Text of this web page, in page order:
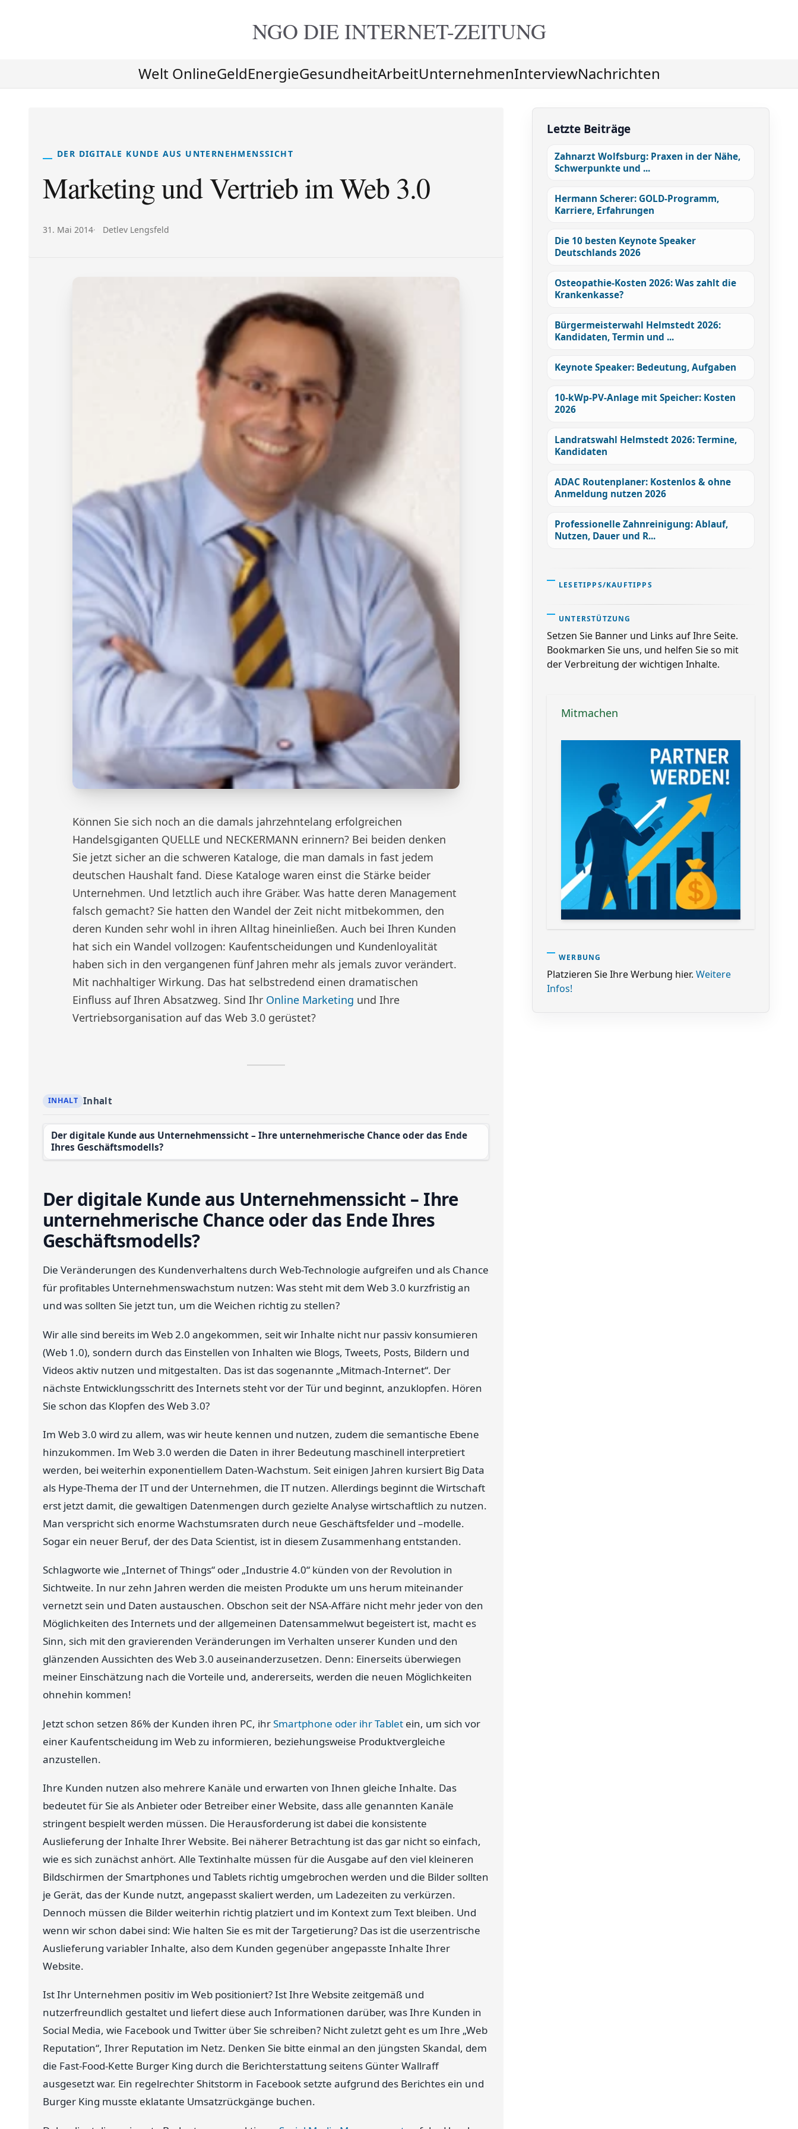
NGO DIEINTERNET-ZEITUNG
Welt OnlineGeldEnergieGesundheitArbeitUnternehmenInterviewNachrichten
DER DIGITALE KUNDE AUS UNTERNEHMENSSICHT
Marketing und Vertrieb im Web 3.0
Veröffentlicht am:
31. Mai 2014 Autor:
Detlev Lengsfeld
Können Sie sich noch an die damals jahrzehntelang erfolgreichen
Handelsgiganten QUELLE und NECKERMANN erinnern? Bei beiden denken
Sie jetzt sicher an die schweren Kataloge, die man damals in fast jedem
deutschen Haushalt fand. Diese Kataloge waren einst die Stärke beider
Unternehmen. Und letztlich auch ihre Gräber. Was hatte deren Management
falsch gemacht? Sie hatten den Wandel der Zeit nicht mitbekommen, den
deren Kunden sehr wohl in ihren Alltag hineinließen. Auch bei Ihren Kunden
hat sich ein Wandel vollzogen: Kaufentscheidungen und Kundenloyalität
haben sich in den vergangenen fünf Jahren mehr als jemals zuvor verändert.
Mit nachhaltiger Wirkung. Das hat selbstredend einen dramatischen
Einfluss auf Ihren Absatzweg. Sind Ihr Online Marketing und Ihre
Vertriebsorganisation auf das Web 3.0 gerüstet?
Inhalt
Der digitale Kunde aus Unternehmenssicht – Ihre unternehmerische Chance oder das Ende
Ihres Geschäftsmodells?
Der digitale Kunde aus Unternehmenssicht – Ihre
unternehmerische Chance oder das Ende Ihres
Geschäftsmodells?
Die Veränderungen des Kundenverhaltens durch Web-Technologie aufgreifen und als Chance
für profitables Unternehmenswachstum nutzen: Was steht mit dem Web 3.0 kurzfristig an
und was sollten Sie jetzt tun, um die Weichen richtig zu stellen?
Wir alle sind bereits im Web 2.0 angekommen, seit wir Inhalte nicht nur passiv konsumieren
(Web 1.0), sondern durch das Einstellen von Inhalten wie Blogs, Tweets, Posts, Bildern und
Videos aktiv nutzen und mitgestalten. Das ist das sogenannte „Mitmach-Internet“. Der
nächste Entwicklungsschritt des Internets steht vor der Tür und beginnt, anzuklopfen. Hören
Sie schon das Klopfen des Web 3.0?
Im Web 3.0 wird zu allem, was wir heute kennen und nutzen, zudem die semantische Ebene
hinzukommen. Im Web 3.0 werden die Daten in ihrer Bedeutung maschinell interpretiert
werden, bei weiterhin exponentiellem Daten-Wachstum. Seit einigen Jahren kursiert Big Data
als Hype-Thema der IT und der Unternehmen, die IT nutzen. Allerdings beginnt die Wirtschaft
erst jetzt damit, die gewaltigen Datenmengen durch gezielte Analyse wirtschaftlich zu nutzen.
Man verspricht sich enorme Wachstumsraten durch neue Geschäftsfelder und –modelle.
Sogar ein neuer Beruf, der des Data Scientist, ist in diesem Zusammenhang entstanden.
Schlagworte wie „Internet of Things“ oder „Industrie 4.0“ künden von der Revolution in
Sichtweite. In nur zehn Jahren werden die meisten Produkte um uns herum miteinander
vernetzt sein und Daten austauschen. Obschon seit der NSA-Affäre nicht mehr jeder von den
Möglichkeiten des Internets und der allgemeinen Datensammelwut begeistert ist, macht es
Sinn, sich mit den gravierenden Veränderungen im Verhalten unserer Kunden und den
glänzenden Aussichten des Web 3.0 auseinanderzusetzen. Denn: Einerseits überwiegen
meiner Einschätzung nach die Vorteile und, andererseits, werden die neuen Möglichkeiten
ohnehin kommen!
Jetzt schon setzen 86% der Kunden ihren PC, ihrSmartphone oder ihr Tablet ein, um sich vor
einer Kaufentscheidung im Web zu informieren, beziehungsweise Produktvergleiche
anzustellen.
Ihre Kunden nutzen also mehrere Kanäle und erwarten von Ihnen gleiche Inhalte. Das
bedeutet für Sie als Anbieter oder Betreiber einer Website, dass alle genannten Kanäle
stringent bespielt werden müssen. Die Herausforderung ist dabei die konsistente
Auslieferung der Inhalte Ihrer Website. Bei näherer Betrachtung ist das gar nicht so einfach,
wie es sich zunächst anhört. Alle Textinhalte müssen für die Ausgabe auf den viel kleineren
Bildschirmen der Smartphones und Tablets richtig umgebrochen werden und die Bilder sollten
je Gerät, das der Kunde nutzt, angepasst skaliert werden, um Ladezeiten zu verkürzen.
Dennoch müssen die Bilder weiterhin richtig platziert und im Kontext zum Text bleiben. Und
wenn wir schon dabei sind: Wie halten Sie es mit der Targetierung? Das ist die userzentrische
Auslieferung variabler Inhalte, also dem Kunden gegenüber angepasste Inhalte Ihrer
Website.
Ist Ihr Unternehmen positiv im Web positioniert? Ist Ihre Website zeitgemäß und
nutzerfreundlich gestaltet und liefert diese auch Informationen darüber, was Ihre Kunden in
Social Media, wie Facebook und Twitter über Sie schreiben? Nicht zuletzt geht es um Ihre „Web
Reputation“, Ihrer Reputation im Netz. Denken Sie bitte einmal an den jüngsten Skandal, dem
die Fast-Food-Kette Burger King durch die Berichterstattung seitens Günter Wallraff
ausgesetzt war. Ein regelrechter Shitstorm in Facebook setzte aufgrund des Berichtes ein und
Burger King musste eklatante Umsatzrückgänge buchen.
Letzte Beiträge
Zahnarzt Wolfsburg: Praxen in der Nähe,
Schwerpunkte und ...
Hermann Scherer: GOLD-Programm,
Karriere, Erfahrungen
Die 10 besten Keynote Speaker
Deutschlands 2026
Osteopathie-Kosten 2026: Was zahlt die
Krankenkasse?
Bürgermeisterwahl Helmstedt 2026:
Kandidaten, Termin und ...
Keynote Speaker: Bedeutung, Aufgaben
10-kWp-PV-Anlage mit Speicher: Kosten
2026
Landratswahl Helmstedt 2026: Termine,
Kandidaten
ADAC Routenplaner: Kostenlos & ohne
Anmeldung nutzen 2026
Professionelle Zahnreinigung: Ablauf,
Nutzen, Dauer und R...
LESETIPPS/KAUFTIPPS
UNTERSTÜTZUNG
Setzen Sie Banner und Links auf Ihre Seite.
Bookmarken Sie uns, und helfen Sie so mit
der Verbreitung der wichtigen Inhalte.
Mitmachen
WERBUNG
Platzieren Sie Ihre Werbung hier. Weitere
Infos!